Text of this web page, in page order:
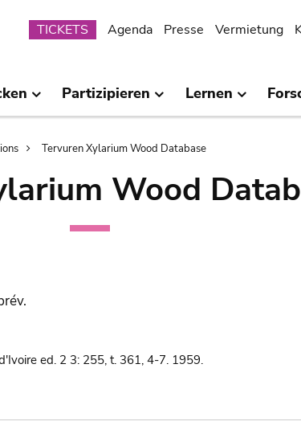
Submenu
TICKETS Agenda Presse Vermietung
Partizipieren Lernen
Tervuren Xylarium Wood Database
Wood
ed. 2 3: 255, t. 361, 4-7. 1959.